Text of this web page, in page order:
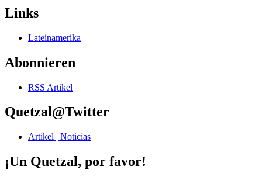
Links
Lateinamerika
Abonnieren
RSS Artikel
Quetzal@Twitter
Artikel | Noticias
¡Un Quetzal, por favor!